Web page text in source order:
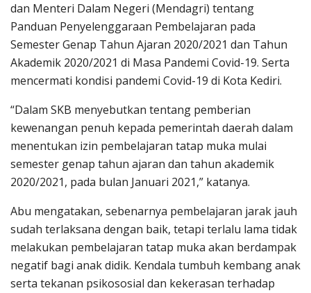
dan Menteri Dalam Negeri (Mendagri) tentang
Panduan Penyelenggaraan Pembelajaran pada
Semester Genap Tahun Ajaran 2020/2021 dan Tahun
Akademik 2020/2021 di Masa Pandemi Covid-19. Serta
mencermati kondisi pandemi Covid-19 di Kota Kediri.
“Dalam SKB menyebutkan tentang pemberian
kewenangan penuh kepada pemerintah daerah dalam
menentukan izin pembelajaran tatap muka mulai
semester genap tahun ajaran dan tahun akademik
2020/2021, pada bulan Januari 2021,” katanya.
Abu mengatakan, sebenarnya pembelajaran jarak jauh
sudah terlaksana dengan baik, tetapi terlalu lama tidak
melakukan pembelajaran tatap muka akan berdampak
negatif bagi anak didik. Kendala tumbuh kembang anak
serta tekanan psikososial dan kekerasan terhadap